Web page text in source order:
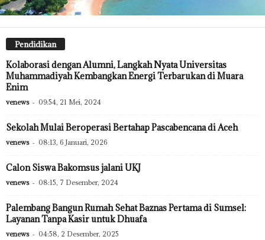
Pendidikan
Kolaborasi dengan Alumni, Langkah Nyata Universitas
Muhammadiyah Kembangkan Energi Terbarukan di Muara
Enim
venews - 09:54, 21 Mei, 2024
Sekolah Mulai Beroperasi Bertahap Pascabencana di Aceh
venews - 08:13, 6 Januari, 2026
Calon Siswa Bakomsus jalani UKJ
venews - 08:15, 7 Desember, 2024
Palembang Bangun Rumah Sehat Baznas Pertama di Sumsel:
Layanan Tanpa Kasir untuk Dhuafa
venews - 04:58, 2 Desember, 2025